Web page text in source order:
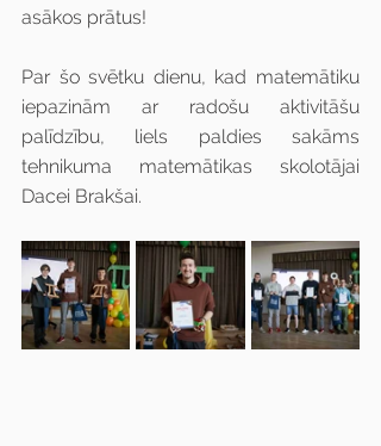
asākos prātus!
Par šo svētku dienu, kad matemātiku
iepazinām ar radošu aktivitāšu
palīdzību, liels paldies sakāms
tehnikuma matemātikas skolotājai
Dacei Brakšai.